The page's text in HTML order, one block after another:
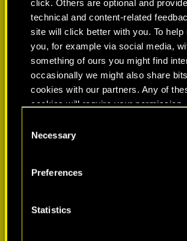
click. Others are optional and
technical and content-related
site will click better with you. To help
you, for example via social media,
something of ours you might find
occasionally we might also share
cookies with our partners. Any of
cookies will require your permission,
You’ll find all the details regarding our
cookies and tweak your preferences
Selection
Necessary
Preferences
Statistics